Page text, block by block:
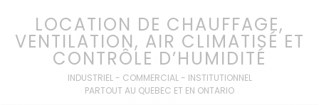
contenu
LOCATION DE CHAUFFAGE,
VENTILATION, AIR CLIMATISÉ ET
CONTRÔLE D’HUMIDITÉ
INDUSTRIEL - COMMERCIAL - INSTITUTIONNEL
PARTOUT AU QUEBEC ET EN ONTARIO